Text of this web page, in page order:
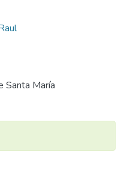
Santa María